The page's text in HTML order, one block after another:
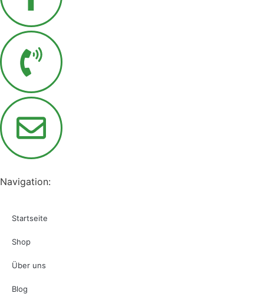
Navigation:
Startseite
Shop
Über uns
Blog